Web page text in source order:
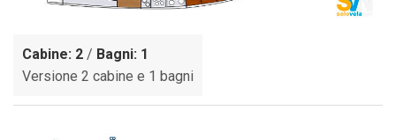
Cabine: 2 / Bagni: 1
Versione 2 cabine e 1 bagni